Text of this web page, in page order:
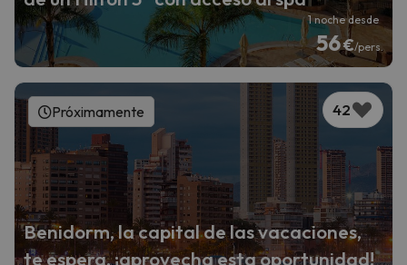
1 noche desde
56€/pers.
42
Próximamente
Benidorm, la capital de las vacaciones,
te espera, ¡aprovecha esta oportunidad!